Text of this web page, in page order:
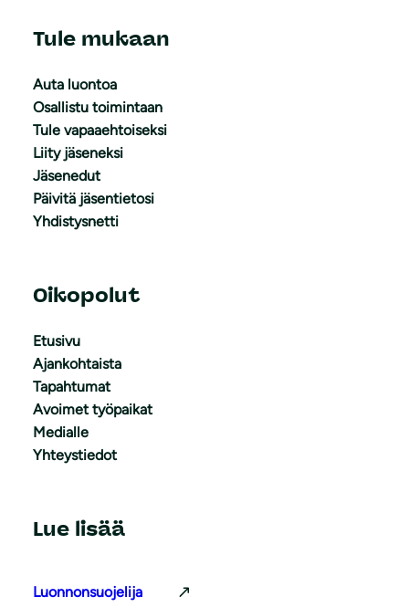
Tule mukaan
Auta luontoa
Osallistu toimintaan
Tule vapaaehtoiseksi
Liity jäseneksi
Jäsenedut
Päivitä jäsentietosi
Yhdistysnetti
Oikopolut
Etusivu
Ajankohtaista
Tapahtumat
Avoimet työpaikat
Medialle
Yhteystiedot
Lue lisää
Luonnonsuojelija